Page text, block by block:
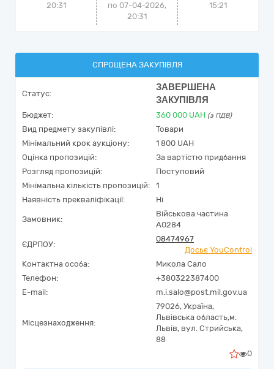
20:31
по 07-04-2026,
20:31
15:21
СПРОЩЕНА ЗАКУПІВЛЯ
Статус:
ЗАВЕРШЕНА
ЗАКУПІВЛЯ
Бюджет: 360 000 UAH (з ПДВ)
Вид предмету закупівлі:
Товари
Мінімальний крок аукціону:
1 800 UAH
Оцінка пропозицій:
За вартістю придбання
Розгляд пропозицій:
Поступовий
Мінімальна кількість пропозицій:
1
Наявність прекваліфікації:
Ні
Замовник:
Військова частина
А0284
ЄДРПОУ:
08474967
Досьє YouControl
Контактна особа:
Микола Сало
Телефон:
+380322387400
E-mail:
m.i.salo@post.mil.gov.ua
Місцезнаходження:
79026, Україна,
Львівська область,м.
Львів, вул. Стрийська,
88
0